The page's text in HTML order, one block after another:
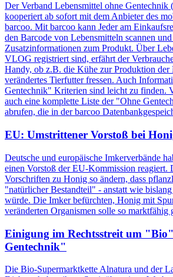
Der Verband Lebensmittel ohne
kooperiert ab sofort mit dem Anbieter des
barcoo. Mit barcoo kann Jeder am
den Barcode von Lebensmitteln scannen
Zusatzinformationen zum Produkt. Über
VLOG registriert sind, erfährt der
Handy, ob z.B. die Kühe zur Produktion der
verändertes Tierfutter fressen. Auch
Gentechnik" Kriterien sind leicht zu finden.
auch eine komplette Liste der "Ohne
abrufen, die in der barcoo
EU: Umstrittener Vorstoß bei
Deutsche und europäische Imkerverbände
einen Vorstoß der EU-Kommission reagiert.
Vorschriften zu Honig so ändern, dass
"natürlicher Bestandteil" - anstatt wie
würde. Die Imker befürchten, Honig mit
veränderten Organismen solle so marktfähig
Einigung im Rechtsstreit um
Gentechnik"
Die Bio-Supermarktkette Alnatura und der